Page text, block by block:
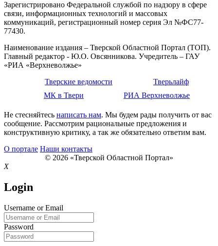
Зарегистрировано Федеральной службой по надзору в сфере
связи, информационных технологий и массовых
коммуникаций, регистрационный номер серия Эл №ФС77-
77430.
Наименование издания – Тверской Областной Портал (ТОП).
Главный редактор - Ю.О. Овсянникова. Учредитель – ГАУ
«РИА «Верхневолжье»
Тверские ведомости
Тверьлайф
МК в Твери
РИА Верхневолжье
Не стесняйтесь написать нам. Мы будем рады получить от вас
сообщение. Рассмотрим рациональные предложения и
конструктивную критику, а так же обязательно ответим вам.
О портале Наши контакты
© 2026 «Тверской Областной Портал»
X
Login
Username or Email
Password